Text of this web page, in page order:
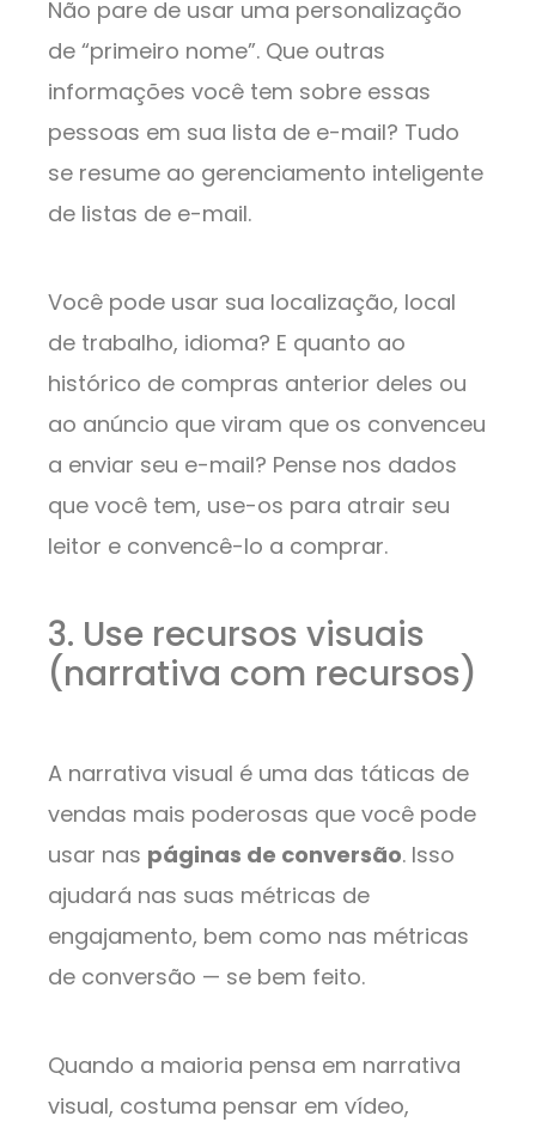
Não pare de usar uma personalização
de “primeiro nome”. Que outras
informações você tem sobre essas
pessoas em sua lista de e-mail? Tudo
se resume ao gerenciamento inteligente
de listas de e-mail.
Você pode usar sua localização, local
de trabalho, idioma? E quanto ao
histórico de compras anterior deles ou
ao anúncio que viram que os convenceu
a enviar seu e-mail? Pense nos dados
que você tem, use-os para atrair seu
leitor e convencê-lo a comprar.
3. Use recursos visuais
(narrativa com recursos)
A narrativa visual é uma das táticas de
vendas mais poderosas que você pode
usar nas páginas de conversão. Isso
ajudará nas suas métricas de
engajamento, bem como nas métricas
de conversão — se bem feito.
Quando a maioria pensa em narrativa
visual, costuma pensar em vídeo,